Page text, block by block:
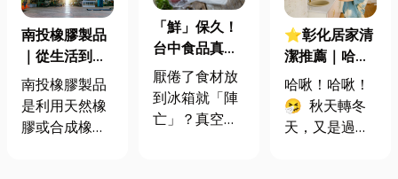
南投橡膠製品
｜從生活到工
業的應用，幫
助產線節省人
力、提升效率
南投橡膠製品
是利用天然橡
膠或合成橡膠
「鮮」保久！
台中食品真空
包裝機，鎖住
美味，延長食
材壽命！
厭倦了食材放
到冰箱就「陣
亡」？真空包
⭐彰化居家清
潔推薦｜哈
啾！哈啾！ 告
別過敏人！ 房
間灰塵清理指
哈啾！哈啾！
🤧 秋天轉冬
天，又是過敏